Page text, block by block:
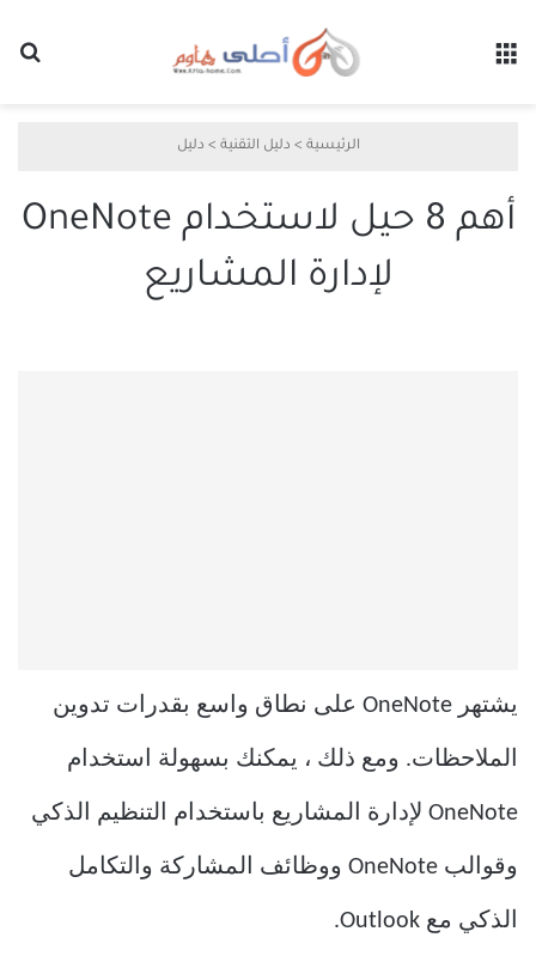
الرئيسية > دليل التقنية > دليل
أهم 8 حيل لاستخدام OneNote
لإدارة المشاريع
يشتهر OneNote على نطاق واسع بقدرات تدوين
الملاحظات. ومع ذلك ، يمكنك بسهولة استخدام
OneNote لإدارة المشاريع باستخدام التنظيم الذكي
وقوالب OneNote ووظائف المشاركة والتكامل
الذكي مع Outlook.